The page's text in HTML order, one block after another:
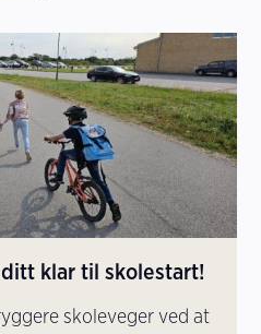
klar til skolestart!
skoleveger ved at